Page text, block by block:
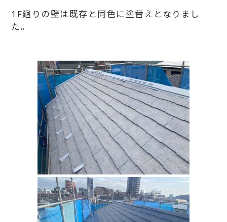
1F廻りの壁は既存と同色に塗替えとなりまし
た。